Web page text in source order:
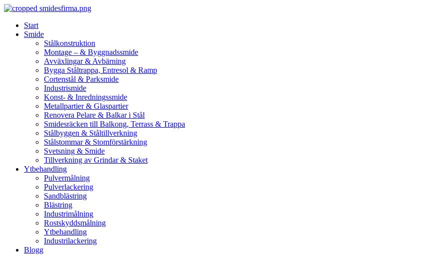
Skip
contentStart
Smide
Stålkonstruktion
Montage – & Byggnadssmide
Avväxlingar & Avbärning
Bygga Ståltrappa, Entresol & Ramp
Cortenstål & Parksmide
Industrismide
Konst- & Inredningssmide
Metallpartier & Glaspartier
Renovera Pelare & Balkar i Stål
Smidesräcken till Balkong, Terrass & Trappa
Stålbyggen & Ståltillverkning
Stålstommar & Stomförstärkning
Svetsning & Smide
Tillverkning av Grindar & Staket
Ytbehandling
Pulvermålning
Pulverlackering
Sandblästring
Blästring
Industrimålning
Rostskyddsmålning
Ytbehandling
Industrilackering
Blogg